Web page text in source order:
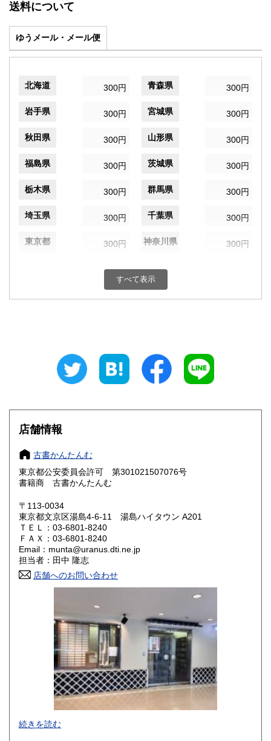
送料について
ゆうメール・メール便
北海道 300円 青森県 300円
岩手県 300円 宮城県 300円
秋田県 300円 山形県 300円
福島県 300円 茨城県 300円
栃木県 300円 群馬県 300円
埼玉県 300円 千葉県 300円
東京都 300円 神奈川県 300円
300円 富山県
300円 三重県
大阪府
奈良県
鳥取県 300円 島根県
岡山県
山口県 300円
香川県
高知県 300円
300円 大分県
300円 鹿児島県
300円
すべて表示
店舗情報
古書かんたんむ
東京都公安委員会許可 第301021507076号
書籍商 古書かんたんむ
〒113-0034
東京都文京区湯島4-6-11 湯島ハイタウン A201
ＴＥＬ：03-6801-8240
ＦＡＸ：03-6801-8240
Email：munta@uranus.dti.ne.jp
担当者：田中 隆志
店舗へのお問い合わせ
続きを読む